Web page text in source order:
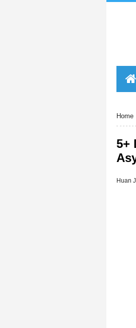
Home
5+
Huan